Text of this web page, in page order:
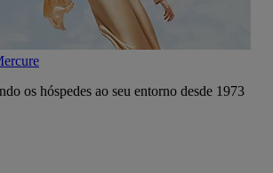
os hóspedes ao seu entorno desde 1973